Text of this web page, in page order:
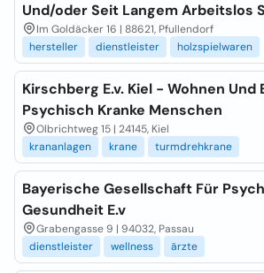
Und/oder Seit Langem Arbeitslos
Im Goldäcker 16 | 88621, Pfullendorf
hersteller
dienstleister holzspielwaren
Kirschberg E.v. Kiel - Wohnen
Psychisch Kranke Menschen
Olbrichtweg 15 | 24145, Kiel
krananlagen
krane turmdrehkrane
Bayerische Gesellschaft Für
Gesundheit E.v
Grabengasse 9 | 94032, Passau
dienstleister
wellness ärzte